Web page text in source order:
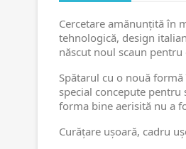
Cercetare amănunţită în
tehnologică, design
născut noul scaun pentru
Spătarul cu o nouă
special concepute
forma bine aerisită nu a
Curăţare ușoară, cadru